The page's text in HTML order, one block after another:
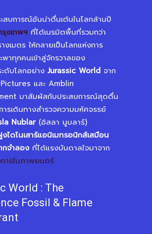
สบการณ์อันน่าตื่นเต้นในโลกล้านปี
รุงเทพฯ ที่ได้เนรมิตพื้นที่รวมกว่า
งเมตร ให้กลายเป็นโลกแห่งการ
าทุกคนเข้าสู่จักรวาลของ
ดับโลกอย่าง Jurassic World จาก
และ Amblin
มาสัมผัสกับประสบการณ์สุดตื่น
ารเดินทางสำรวจความมหัศจรรย์
Nublar(อิสลา นูบลาร์)
งไดโนเสาร์แอนิเมทรอนิกส์เสมือน
กจำลอง ที่ได้แรงบันดาลใจมาจาก
ารในภาพยนตร์
World : The
Fossil & Flame